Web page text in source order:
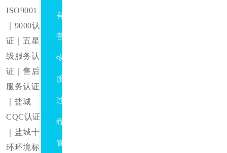
ISO9001
｜9000认
证｜五星
级服务认
证｜售后
服务认证
｜盐城
CQC认证
｜盐城十
环环境标
有
害
物
质
过
程
管